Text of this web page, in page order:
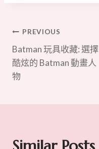
文
章
導
PREVIOUS
Batman 玩具收藏: 選擇
酷炫的 Batman 動畫人
物